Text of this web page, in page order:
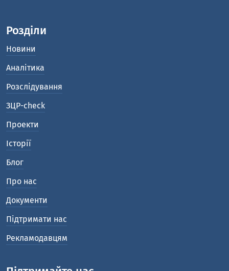
Розділи
Новини
Аналітика
Розслідування
ЗЦР-check
Проекти
Історії
Блог
Про нас
Документи
Підтримати нас
Рекламодавцям